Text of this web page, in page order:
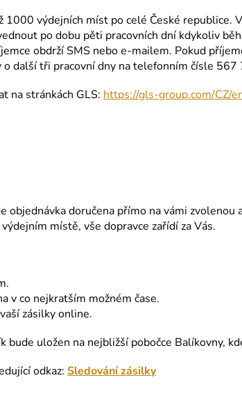
1000 výdejních míst po celé České republice.
po dobu pěti pracovních dní kdykoliv
obdrží SMS nebo e-mailem. Pokud
o další tři pracovní dny na telefonním čísle
na stránkách GLS: https://gls-group.com/CZ/
objednávka doručena přímo na vámi
místě, vše dopravce zařídí za Vás.
v co nejkratším možném čase.
zásilky online.
bude uložen na nejbližší pobočce Balíkovny,
odkaz: Sledování zásilky